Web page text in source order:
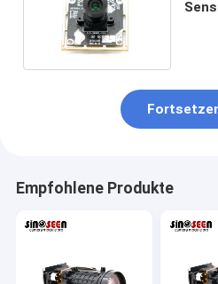
Empfohlene Produkte